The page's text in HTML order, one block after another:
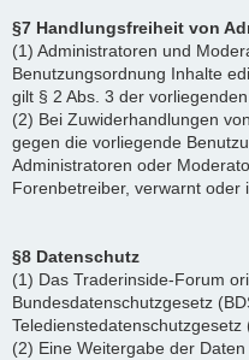
§7 Handlungsfreiheit von
(1) Administratoren und
Benutzungsordnung Inhalte
gilt § 2 Abs. 3 der
(2) Bei Zuwiderhandlungen
gegen die vorliegende
Administratoren oder
Forenbetreiber, verwarnt oder
§8 Datenschutz
(1) Das Traderinside-Forum
Bundesdatenschutzgesetz
Teledienstedatenschutzgesetz
(2) Eine Weitergabe der